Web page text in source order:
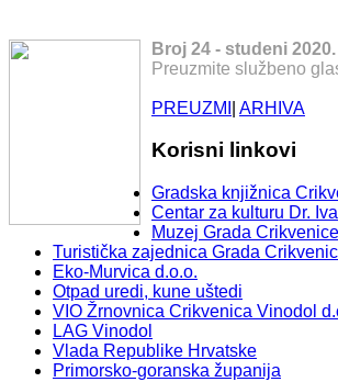
Broj 24 - studeni 2020.
Preuzmite službeno
PREUZMI ARHIVA
Korisni linkovi
Gradska knjižnica
Centar za kulturu Dr.
Muzej Grada Crikvenice
Turistička zajednica Grada
Eko-Murvica d.o.o.
Otpad uredi, kune uštedi
VIO Žrnovnica Crikvenica Vinodol
LAG Vinodol
Vlada Republike Hrvatske
Primorsko-goranska županija